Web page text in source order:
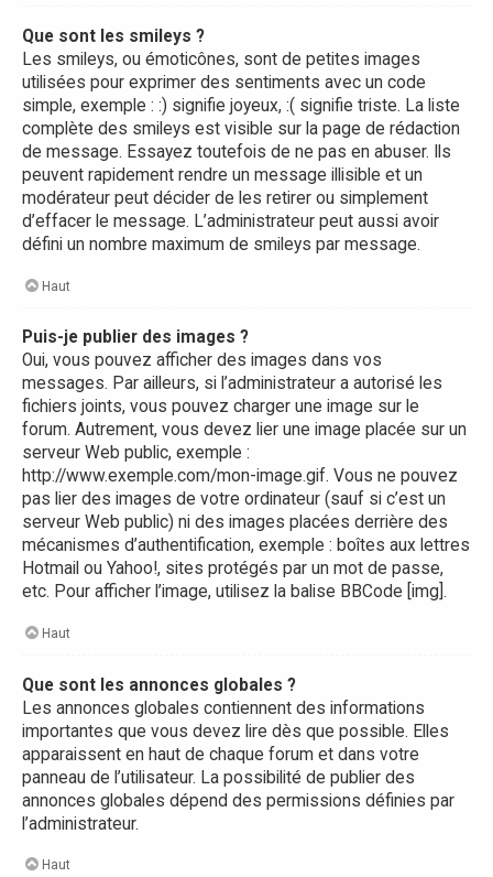
Que sont les smileys ?
Les smileys, ou émoticônes, sont de petites images
utilisées pour exprimer des sentiments avec un code
simple, exemple : :) signifie joyeux, :( signifie triste. La liste
complète des smileys est visible sur la page de rédaction
de message. Essayez toutefois de ne pas en abuser. Ils
peuvent rapidement rendre un message illisible et un
modérateur peut décider de les retirer ou simplement
d’effacer le message. L’administrateur peut aussi avoir
défini un nombre maximum de smileys par message.
Haut
Puis-je publier des images ?
Oui, vous pouvez afficher des images dans vos
messages. Par ailleurs, si l’administrateur a autorisé les
fichiers joints, vous pouvez charger une image sur le
forum. Autrement, vous devez lier une image placée sur un
serveur Web public, exemple :
http://www.exemple.com/mon-image.gif. Vous ne pouvez
pas lier des images de votre ordinateur (sauf si c’est un
serveur Web public) ni des images placées derrière des
mécanismes d’authentification, exemple : boîtes aux lettres
Hotmail ou Yahoo!, sites protégés par un mot de passe,
etc. Pour afficher l’image, utilisez la balise BBCode [img].
Haut
Que sont les annonces globales ?
Les annonces globales contiennent des informations
importantes que vous devez lire dès que possible. Elles
apparaissent en haut de chaque forum et dans votre
panneau de l’utilisateur. La possibilité de publier des
annonces globales dépend des permissions définies par
l’administrateur.
Haut